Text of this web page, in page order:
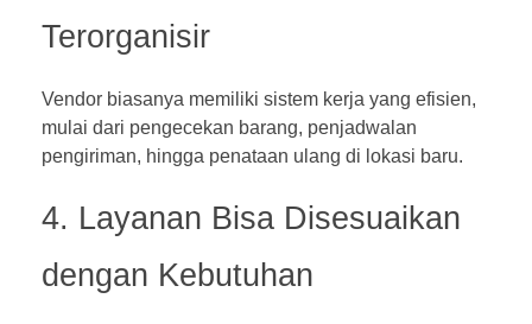
Terorganisir
Vendor biasanya memiliki sistem kerja yang efisien,
mulai dari pengecekan barang, penjadwalan
pengiriman, hingga penataan ulang di lokasi baru.
4. Layanan Bisa Disesuaikan
dengan Kebutuhan